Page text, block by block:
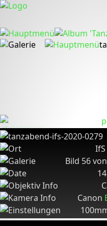
Bild 56
Canon